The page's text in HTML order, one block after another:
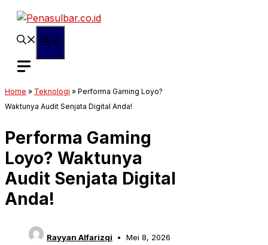
Langsung
Home » Teknologi » Performa Gaming Loyo?
Waktunya Audit Senjata Digital Anda!
Performa Gaming
Loyo? Waktunya
Audit Senjata Digital
Anda!
Rayyan Alfarizqi Mei 8, 2026